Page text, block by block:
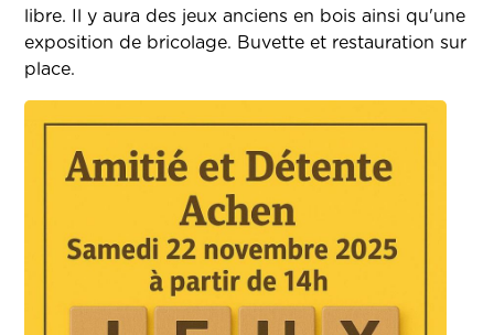
libre.
Il y aura des jeux anciens en bois ainsi qu'une
exposition de bricolage. Buvette et restauration sur
place.